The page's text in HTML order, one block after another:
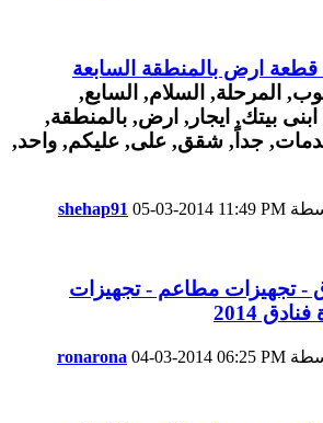
ارض بالمنطقة السابعة
shehap91 05-03-2014 11:49 PM
- تجهيزات مطاعم - تجهيزات
2014
ronarona 04-03-2014 06:25 PM